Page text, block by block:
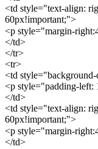
<td style="text-align:
60px!important;">
<p style="margin-
</td>
</tr>
<tr>
<td
<p style="padding-left:
</td>
<td style="text-align:
60px!important;">
<p style="margin-
</td>